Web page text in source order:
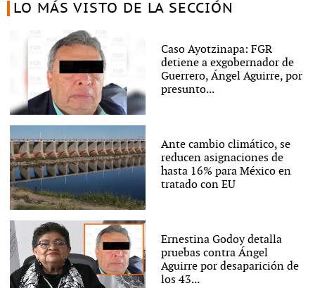
LO MÁS VISTO DE LA SECCIÓN
Caso Ayotzinapa: FGR
detiene a exgobernador de
Guerrero, Ángel Aguirre, por
presunto...
Ante cambio climático, se
reducen asignaciones de
hasta 16% para México en
tratado con EU
Ernestina Godoy detalla
pruebas contra Ángel
Aguirre por desaparición de
los 43...